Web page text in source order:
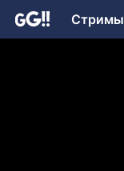
Стримы